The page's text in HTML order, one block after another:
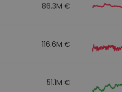
86.3M €
116.6M €
51.1M €